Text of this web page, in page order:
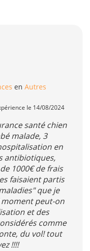
en Autres
le 14/08/2024
santé chien
malade, 3
en
antibiotiques,
1000€ de frais
faisaient partis
que je
moment peut-on
et des
comme
du vol! tout
!!!!